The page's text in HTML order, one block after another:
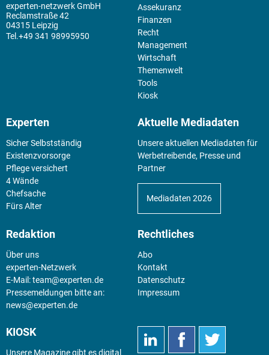
experten-netzwerk GmbH
Reclamstraße 42
04315 Leipzig
+49 341 98995950
Assekuranz
Finanzen
Recht
Management
Wirtschaft
Themenwelt
Tools
Kiosk
Experten
Sicher Selbstständig
Existenz­vorsorge
Pflege versichert
4 Wände
Chefsache
Fürs Alter
Aktuelle Mediadaten
Unsere aktuellen Mediadaten für
Werbetreibende, Presse und
Partner
Mediadaten 2026
Redaktion
Über uns
experten-Netzwerk
E-Mail:team@experten.de
Pressemeldungen bitte an:
news@experten.de
Rechtliches
Abo
Kontakt
Datenschutz
Impressum
KIOSK
Unsere Magazine gibt es digital